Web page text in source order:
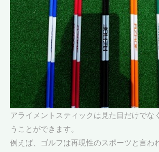
アライメントスティックは見た目だけでな
うことができます。
例えば、ゴルフは再現性のスポーツと言わ